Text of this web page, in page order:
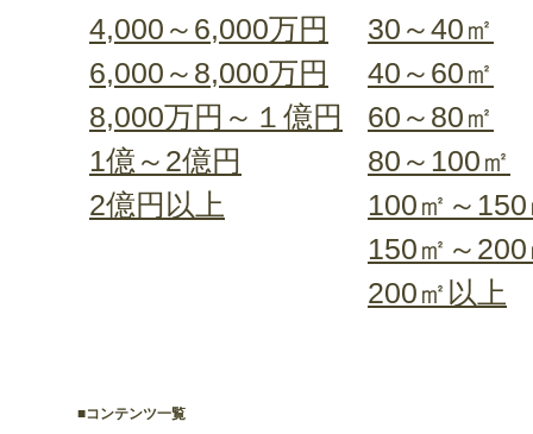
4,000～6,000万円
6,000～8,000万円
8,000万円～１億円
1億～2億円
2億円以上
30～40㎡
40～60㎡
60～80㎡
80～100㎡
100㎡～
150㎡～
200㎡以上
■コンテンツ一覧